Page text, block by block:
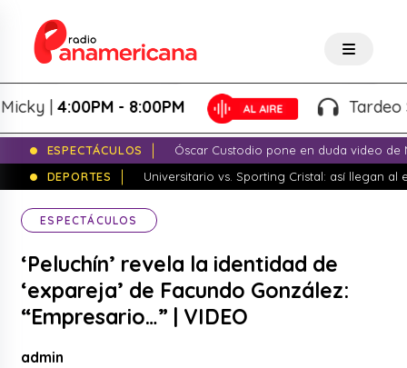
|4:00PM - 8:00PM Tardeo
ESPECTÁCULOS
Óscar Custodio pone en duda video de
DEPORTES
Universitario vs. Sporting Cristal: así llegan al
ESPECTÁCULOS
‘Peluchín’ revela la identidad de
‘expareja’ de Facundo González:
“Empresario…” | VIDEO
admin